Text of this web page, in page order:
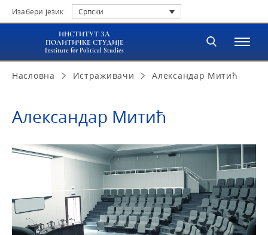
Изабери језик: Српски
ИНСТИТУТ ЗА
ПОЛИТИЧКЕ СТУДИЈЕ
Institute for Political Studies
Насловна Истраживачи Александар Митић
Александар Митић